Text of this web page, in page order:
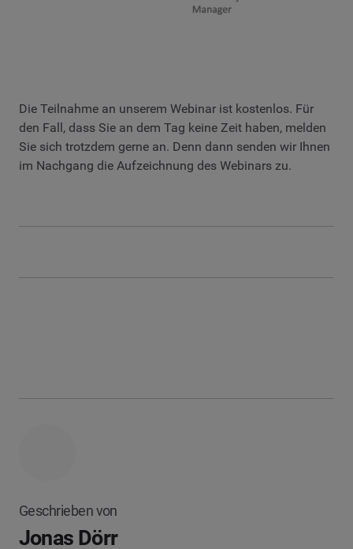
Die Teilnahme an unserem Webinar ist kostenlos. Für
den Fall, dass Sie an dem Tag keine Zeit haben, melden
Sie sich trotzdem gerne an. Denn dann senden wir Ihnen
im Nachgang die Aufzeichnung des Webinars zu.
Geschrieben von
Jonas Dörr